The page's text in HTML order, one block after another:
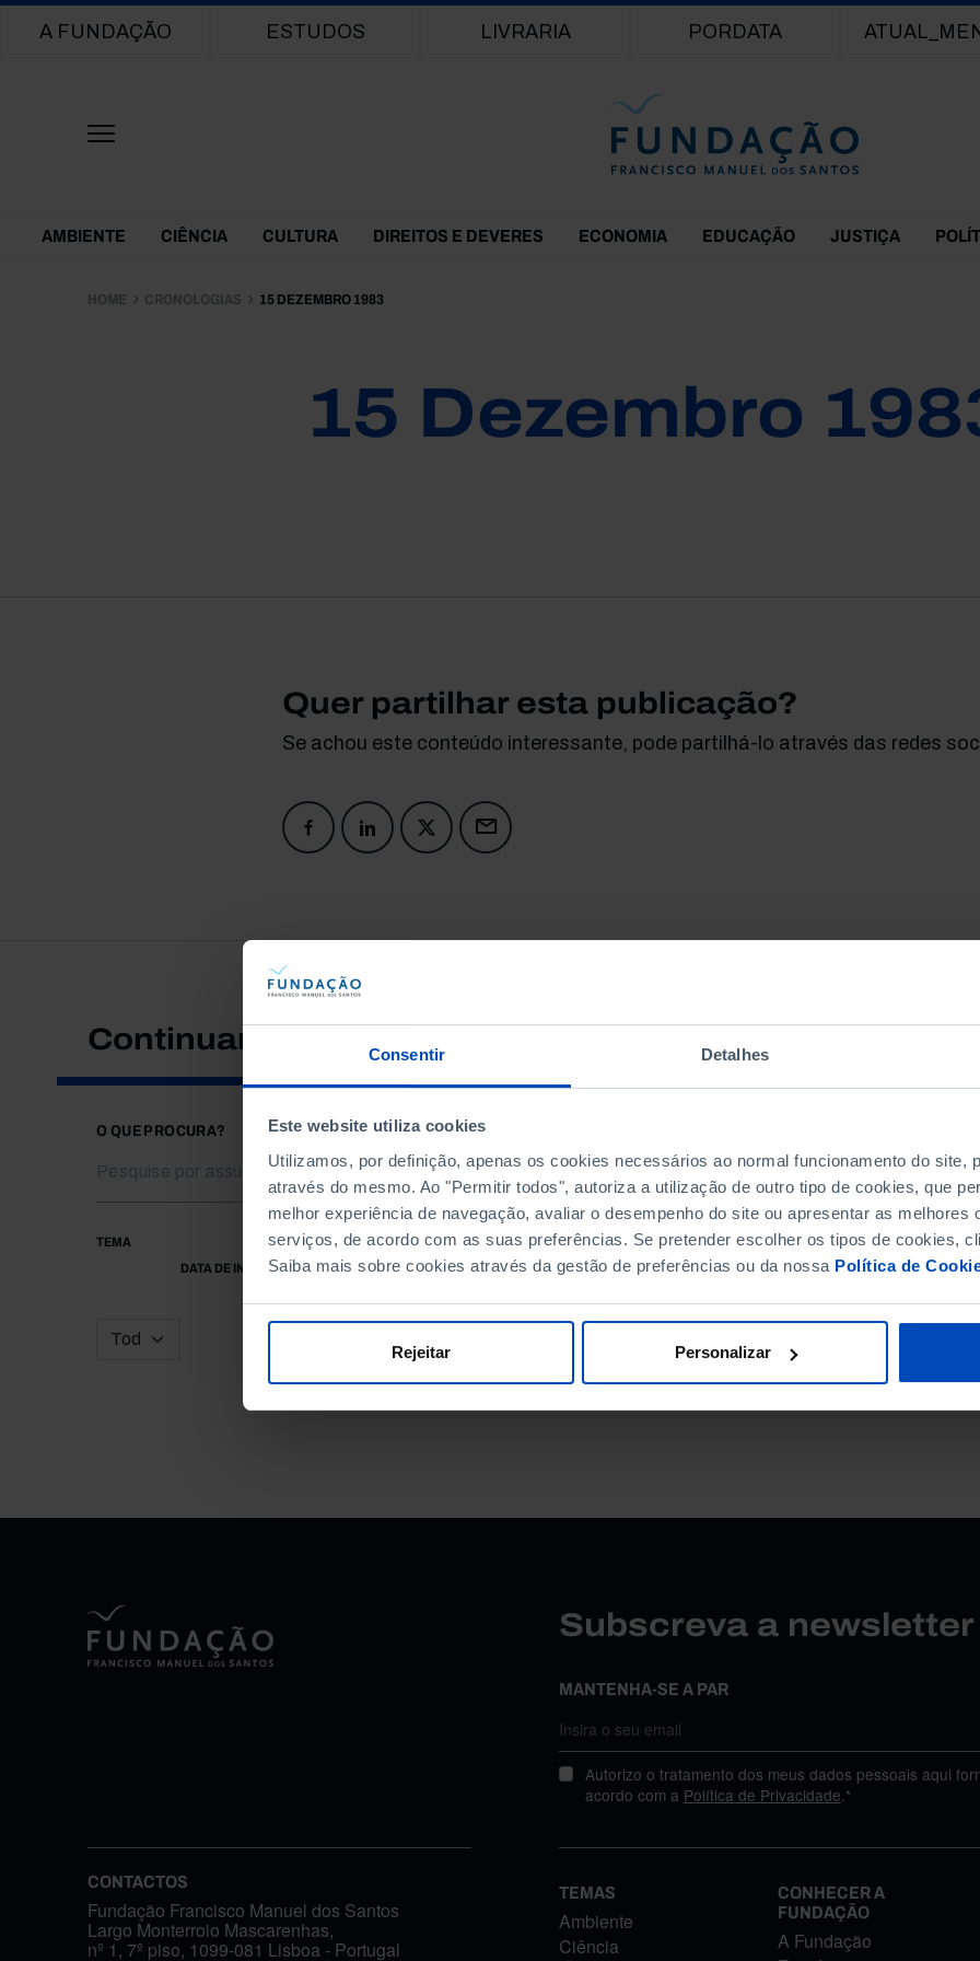
Consentir Detalhes
Este website utiliza cookies
Utilizamos, por definição, apenas os cookies necessários ao normal funcionamento do site,
através do mesmo. Ao "Permitir todos", autoriza a utilização de outro tipo de cookies, que
melhor experiência de navegação, avaliar o desempenho do site ou apresentar as melhores
serviços, de acordo com as suas preferências. Se pretender escolher os tipos de cookies,
Saiba mais sobre cookies através da gestão de preferências ou da nossa Política de
Rejeitar Personalizar
Main navigation
A FUNDAÇÃO ESTUDOS LIVRARIA PORDATA
Themes Menu
AMBIENTE CIÊNCIA CULTURA DIREITOS E DEVERES ECONOMIA EDUCAÇÃO JUSTIÇA
HOME CRONOLOGIAS 15 DEZEMBRO 1983
15 Dezembro
Quer partilhar esta publicação?
Se achou este conteúdo interessante, pode partilhá-lo através das redes
Continuar a pesquisar
O QUE PROCURA?
TEMA
DATA DE INÍCIO
DATA DE FIM
Subscreva a
MANTENHA-SE A PAR
Autorizo o tratamento dos meus dados pessoais aqui
acordo com a Política de Privacidade.*
CONTACTOS
Fundação Francisco Manuel dos Santos
Largo Monterroio Mascarenhas,
nº 1, 7º piso, 1099-081 Lisboa - Portugal
TEMAS
Ambiente
Ciência
CONHECER A
FUNDAÇÃO
A Fundação